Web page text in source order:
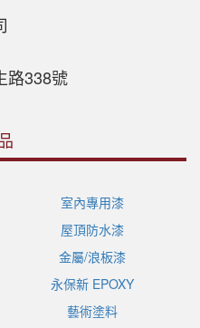
路338號
室內專用漆
屋頂防水漆
金屬/浪板漆
永保新 EPOXY
藝術塗料